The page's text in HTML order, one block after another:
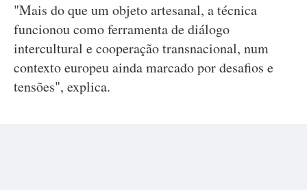
"Mais do que um objeto artesanal, a técnica
funcionou como ferramenta de diálogo
intercultural e cooperação transnacional, num
contexto europeu ainda marcado por desafios e
tensões", explica.